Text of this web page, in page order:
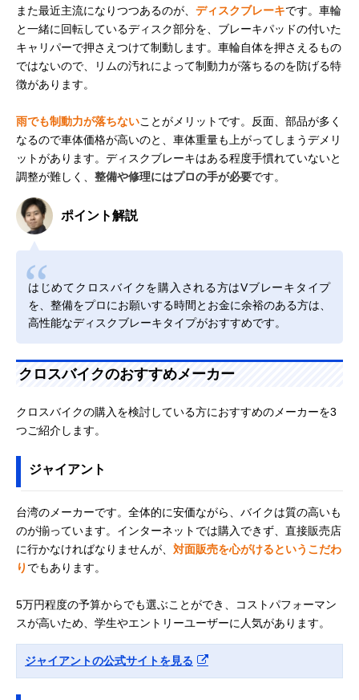
また最近主流になりつつあるのが、 ディスクブレーキです。車輪
と一緒に回転しているディスク部分を、ブレーキパッドの付いた
キャリパーで押さえつけて制動します。車輪自体を押さえるもの
ではないので、リムの汚れによって制動力が落ちるのを防げる特
徴があります。
雨でも制動力が落ちないことがメリットです。反面、部品が多く
なるので車体価格が高いのと、車体重量も上がってしまうデメリ
ットがあります。ディスクブレーキはある程度手慣れていないと
調整が難しく、 整備や修理にはプロの手が必要です。
ポイント解説
はじめてクロスバイクを購入される方はVブレーキタイプ
を、整備をプロにお願いする時間とお金に余裕のある方は、
高性能なディスクブレーキタイプがおすすめです。
クロスバイクのおすすめメーカー
クロスバイクの購入を検討している方におすすめのメーカーを3
つご紹介します。
ジャイアント
台湾のメーカーです。全体的に安価ながら、バイクは質の高いも
のが揃っています。インターネットでは購入できず、直接販売店
に行かなければなりませんが、 対面販売を心がけるというこだわ
り でもあります。
5万円程度の予算からでも選ぶことができ、コストパフォーマン
スが高いため、学生やエントリーユーザーに人気があります。
ジャイアントの公式サイトを見る